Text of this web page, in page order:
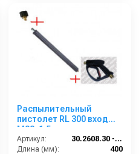
Распылительный
пистолет RL 300 вход
М22х1,5ш; выход
М22х1,5г.
Артикул:
30.2608.30 - SET
Длина (мм):
400